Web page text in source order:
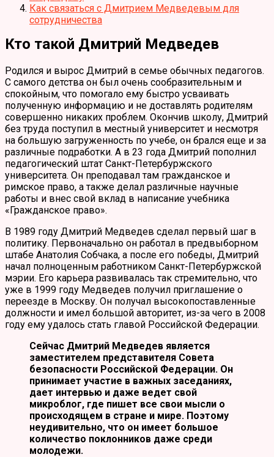
Как связаться с Дмитрием Медведевым для
сотрудничества
Кто такой Дмитрий Медведев
Родился и вырос Дмитрий в семье обычных педагогов.
С самого детства он был очень сообразительным и
спокойным, что помогало ему быстро усваивать
полученную информацию и не доставлять родителям
совершенно никаких проблем. Окончив школу, Дмитрий
без труда поступил в местный университет и несмотря
на большую загруженность по учебе, он брался еще и за
различные подработки. А в 23 года Дмитрий пополнил
педагогический штат Санкт-Петербуржского
университета. Он преподавал там гражданское и
римское право, а также делал различные научные
работы и внес свой вклад в написание учебника
«Гражданское право».
В 1989 году Дмитрий Медведев сделал первый шаг в
политику. Первоначально он работал в предвыборном
штабе Анатолия Собчака, а после его победы, Дмитрий
начал полноценным работником Санкт-Петербуржской
мэрии. Его карьера развивалась так стремительно, что
уже в 1999 году Медведев получил приглашение о
переезде в Москву. Он получал высокопоставленные
должности и имел большой авторитет, из-за чего в 2008
году ему удалось стать главой Российской Федерации.
Сейчас Дмитрий Медведев является
заместителем представителя Совета
безопасности Российской Федерации. Он
принимает участие в важных заседаниях,
дает интервью и даже ведет свой
микроблог, где пишет все свои мысли о
происходящем в стране и мире. Поэтому
неудивительно, что он имеет большое
количество поклонников даже среди
молодежи.